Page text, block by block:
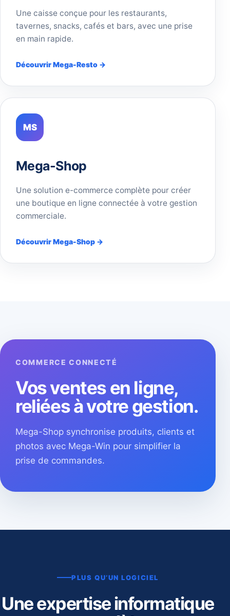
Une caisse conçue pour les restaurants,
tavernes, snacks, cafés et bars, avec une prise
en main rapide.
Découvrir Mega-Resto →
MS
Mega-Shop
Une solution e-commerce complète pour créer
une boutique en ligne connectée à votre gestion
commerciale.
Découvrir Mega-Shop →
COMMERCE CONNECTÉ
Vos ventes en ligne,
reliées à votre gestion.
Mega-Shop synchronise produits, clients et
photos avec Mega-Win pour simplifier la
prise de commandes.
PLUS QU’UN LOGICIEL
Une expertise informatique